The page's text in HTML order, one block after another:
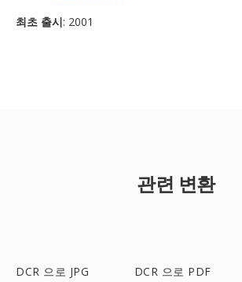
최초 출시: 2001
관련 변환
DCR 으로 JPG DCR 으로 PDF